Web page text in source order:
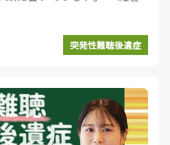
突発性難聴後遺症